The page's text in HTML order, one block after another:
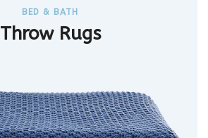
BED & BATH
Throw Rugs